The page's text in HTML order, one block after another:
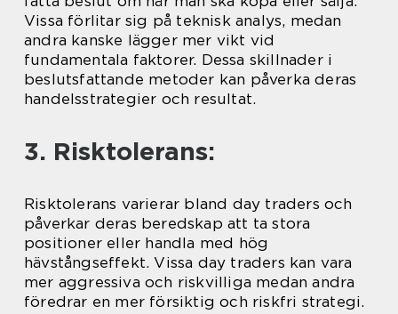
Vissa förlitar sig på teknisk analys, medan
andra kanske lägger mer vikt vid
fundamentala faktorer. Dessa skillnader i
beslutsfattande metoder kan påverka deras
handelsstrategier och resultat.
3. Risktolerans:
Risktolerans varierar bland day traders och
påverkar deras beredskap att ta stora
positioner eller handla med hög
hävstångseffekt. Vissa day traders kan vara
mer aggressiva och riskvilliga medan andra
föredrar en mer försiktig och riskfri strategi.